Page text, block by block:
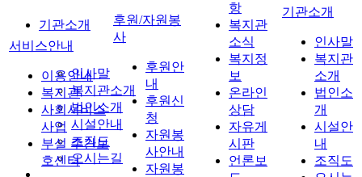
기관소개
인사말
복지관소개
법인소개
시설안내
조직도
오시는길
서비스안내
이용안내
복지관
사회서비스
사업
부설 주간보
호센터
후원/자원봉
사
후원안
내
후원신
청
자원봉
사안내
자원봉
항
복지관
소식
복지정
보
온라인
상담
자유게
시판
언론보
기관소개
인사말
복지관
소개
법인소
개
시설안
내
조직도